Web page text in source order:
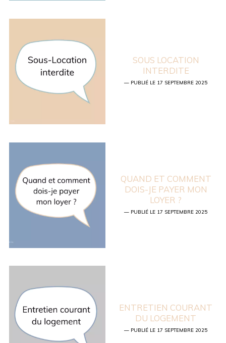
SOUS LOCATION
INTERDITE
— PUBLIÉ LE 17 SEPTEMBRE 2025
QUAND ET COMMENT
DOIS-JE PAYER MON
LOYER ?
— PUBLIÉ LE 17 SEPTEMBRE 2025
ENTRETIEN COURANT
DU LOGEMENT
— PUBLIÉ LE 17 SEPTEMBRE 2025